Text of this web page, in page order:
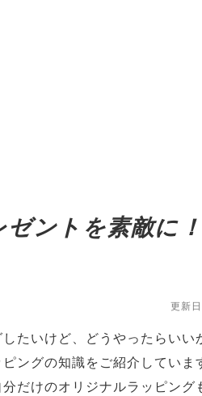
ントを素敵に
更新
たいけど、どうやったらいい
ングの知識をご紹介していま
だけのオリジナルラッピング